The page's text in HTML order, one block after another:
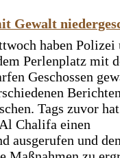
Gewalt
haben Polizei
Perlenplatz mit
Geschossen
Tags zuvor hat
Chalifa einen
ausgerufen und